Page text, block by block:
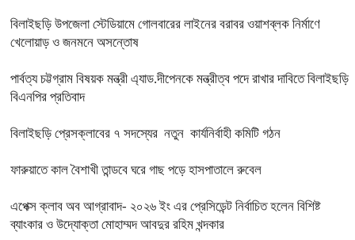
বিলাইছড়ি উপজেলা স্টেডিয়ামে গোলবারের লাইনের বরাবর ওয়াশব্লক নির্মাণে
খেলোয়াড় ও জনমনে অসন্তোষ
পার্বত্য চট্টগ্রাম বিষয়ক মন্ত্রী এ্যাড.দীপেনকে মন্ত্রীত্ব পদে রাখার দাবিতে বিলাইছড়ি
বিএনপির প্রতিবাদ
বিলাইছড়ি প্রেসক্লাবের ৭ সদস্যের নতুন কার্যনির্বাহী কমিটি গঠন
ফারুয়াতে কাল বৈশাখী তান্ডবে ঘরে গাছ পড়ে হাসপাতালে রুবেল
এপেক্স ক্লাব অব আগ্রাবাদ- ২০২৬ ইং এর প্রেসিডেন্ট নির্বাচিত হলেন বিশিষ্ট
ব্যাংকার ও উদ্যোক্তা মোহাম্মদ আবদুর রহিম খন্দকার